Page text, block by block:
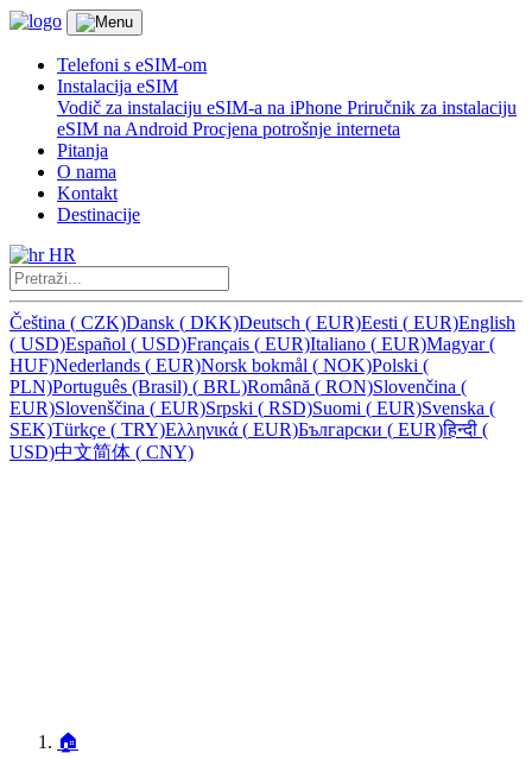
Telefoni s eSIM-om
Instalacija eSIM
Vodič za instalaciju eSIM-a na iPhone Priručnik za instalaciju
eSIM na Android Procjena potrošnje interneta
Pitanja
O nama
Kontakt
Destinacije
HR
Čeština ( CZK)Dansk ( DKK)Deutsch ( EUR)Eesti ( EUR)English
( USD)Español ( USD)Français ( EUR)Italiano ( EUR)Magyar(
HUF)Nederlands ( EUR)Norsk bokmål ( NOK)Polski (
PLN)Português (Brasil) ( BRL)Română ( RON)Slovenčina (
EUR)Slovenščina ( EUR)Srpski ( RSD)Suomi ( EUR)Svenska (
SEK)Türkçe ( TRY)Ελληνικά ( EUR)Български ( EUR)हिन्दी (
USD)中文简体 ( CNY)
🏠